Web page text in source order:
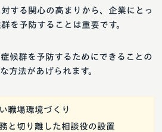
する関心の高まりから、企業にとっ
を予防することは重要です。
候群を予防するためにできることの
方法があげられます。
職場環境づくり
と切り離した相談役の設置